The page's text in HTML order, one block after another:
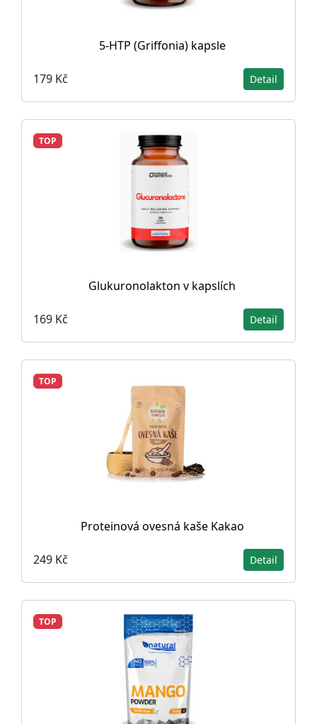
5-HTP (Griffonia) kapsle
179 Kč Detail
TOP
Glukuronolakton v kapslích
169 Kč Detail
TOP
Proteinová ovesná kaše Kakao
249 Kč Detail
TOP